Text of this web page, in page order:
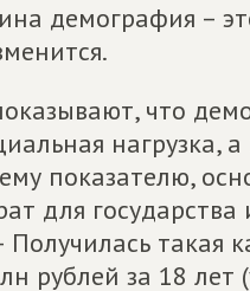
демография –
что
нагрузка,
показателю,
для государства
такая
рублей за 18 лет